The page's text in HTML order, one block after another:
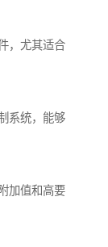
，尤其适合
系统，能够
加值和高要